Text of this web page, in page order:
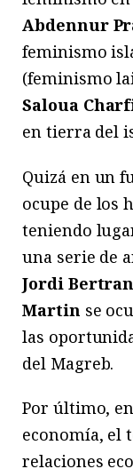
Abdennur
feminismo
(feminismo
Saloua
en tierra del
Quizá en un
ocupe de los
teniendo
una serie de
Jordi Bertran
Martin se
las
del Magreb.
Por último,
economía, el
relaciones